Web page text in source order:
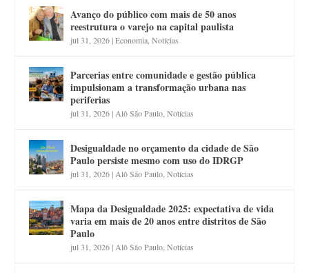
Avanço do público com mais de 50 anos
reestrutura o varejo na capital paulista
jul 31, 2026|Economia ,Notícias
Parcerias entre comunidade e gestão pública
impulsionam a transformação urbana nas
periferias
jul 31, 2026| Alô São Paulo ,Notícias
Desigualdade no orçamento da cidade de São
Paulo persiste mesmo com uso do IDRGP
jul 31, 2026| Alô São Paulo ,Notícias
Mapa da Desigualdade 2025: expectativa de vida
varia em mais de 20 anos entre distritos de São
Paulo
jul 31, 2026| Alô São Paulo ,Notícias